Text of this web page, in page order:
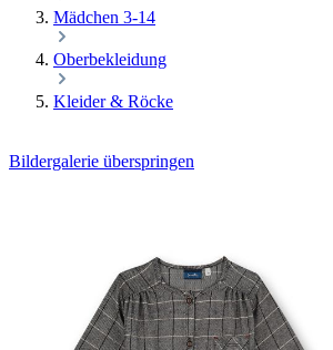
Mädchen 3-14
Oberbekleidung
Kleider & Röcke
Bildergalerie überspringen